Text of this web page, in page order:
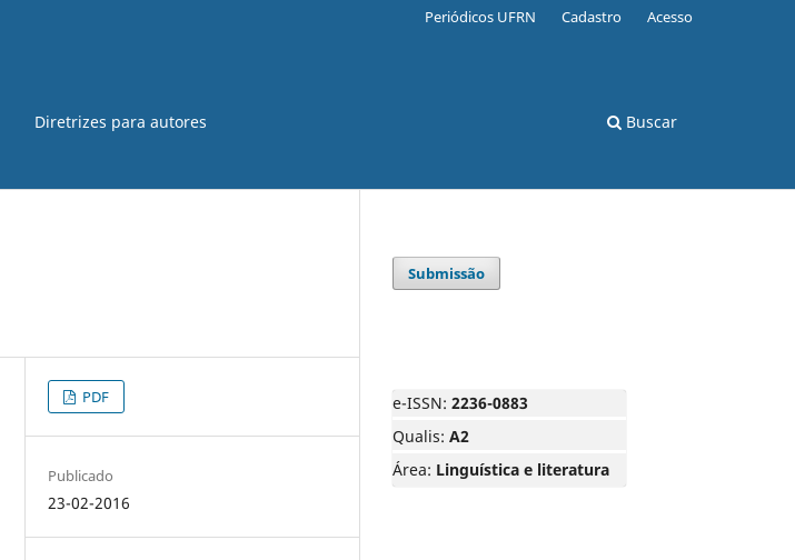
Diretrizes para autores Buscar
Periódicos UFRN Cadastro Acesso
PDF
Publicado
23-02-2016
Submissão
e-ISSN: 2236-0883
Qualis: A2
Área: Linguística e literatura